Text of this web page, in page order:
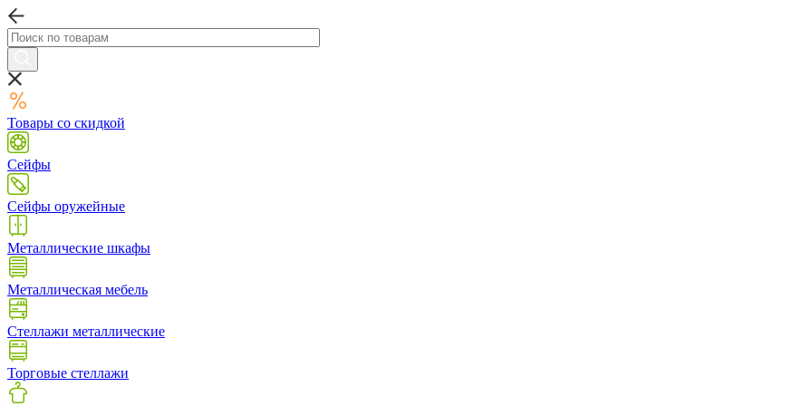
Товары со скидкой
Сейфы
Сейфы оружейные
Металлические шкафы
Металлическая мебель
Стеллажи металлические
Торговые стеллажи